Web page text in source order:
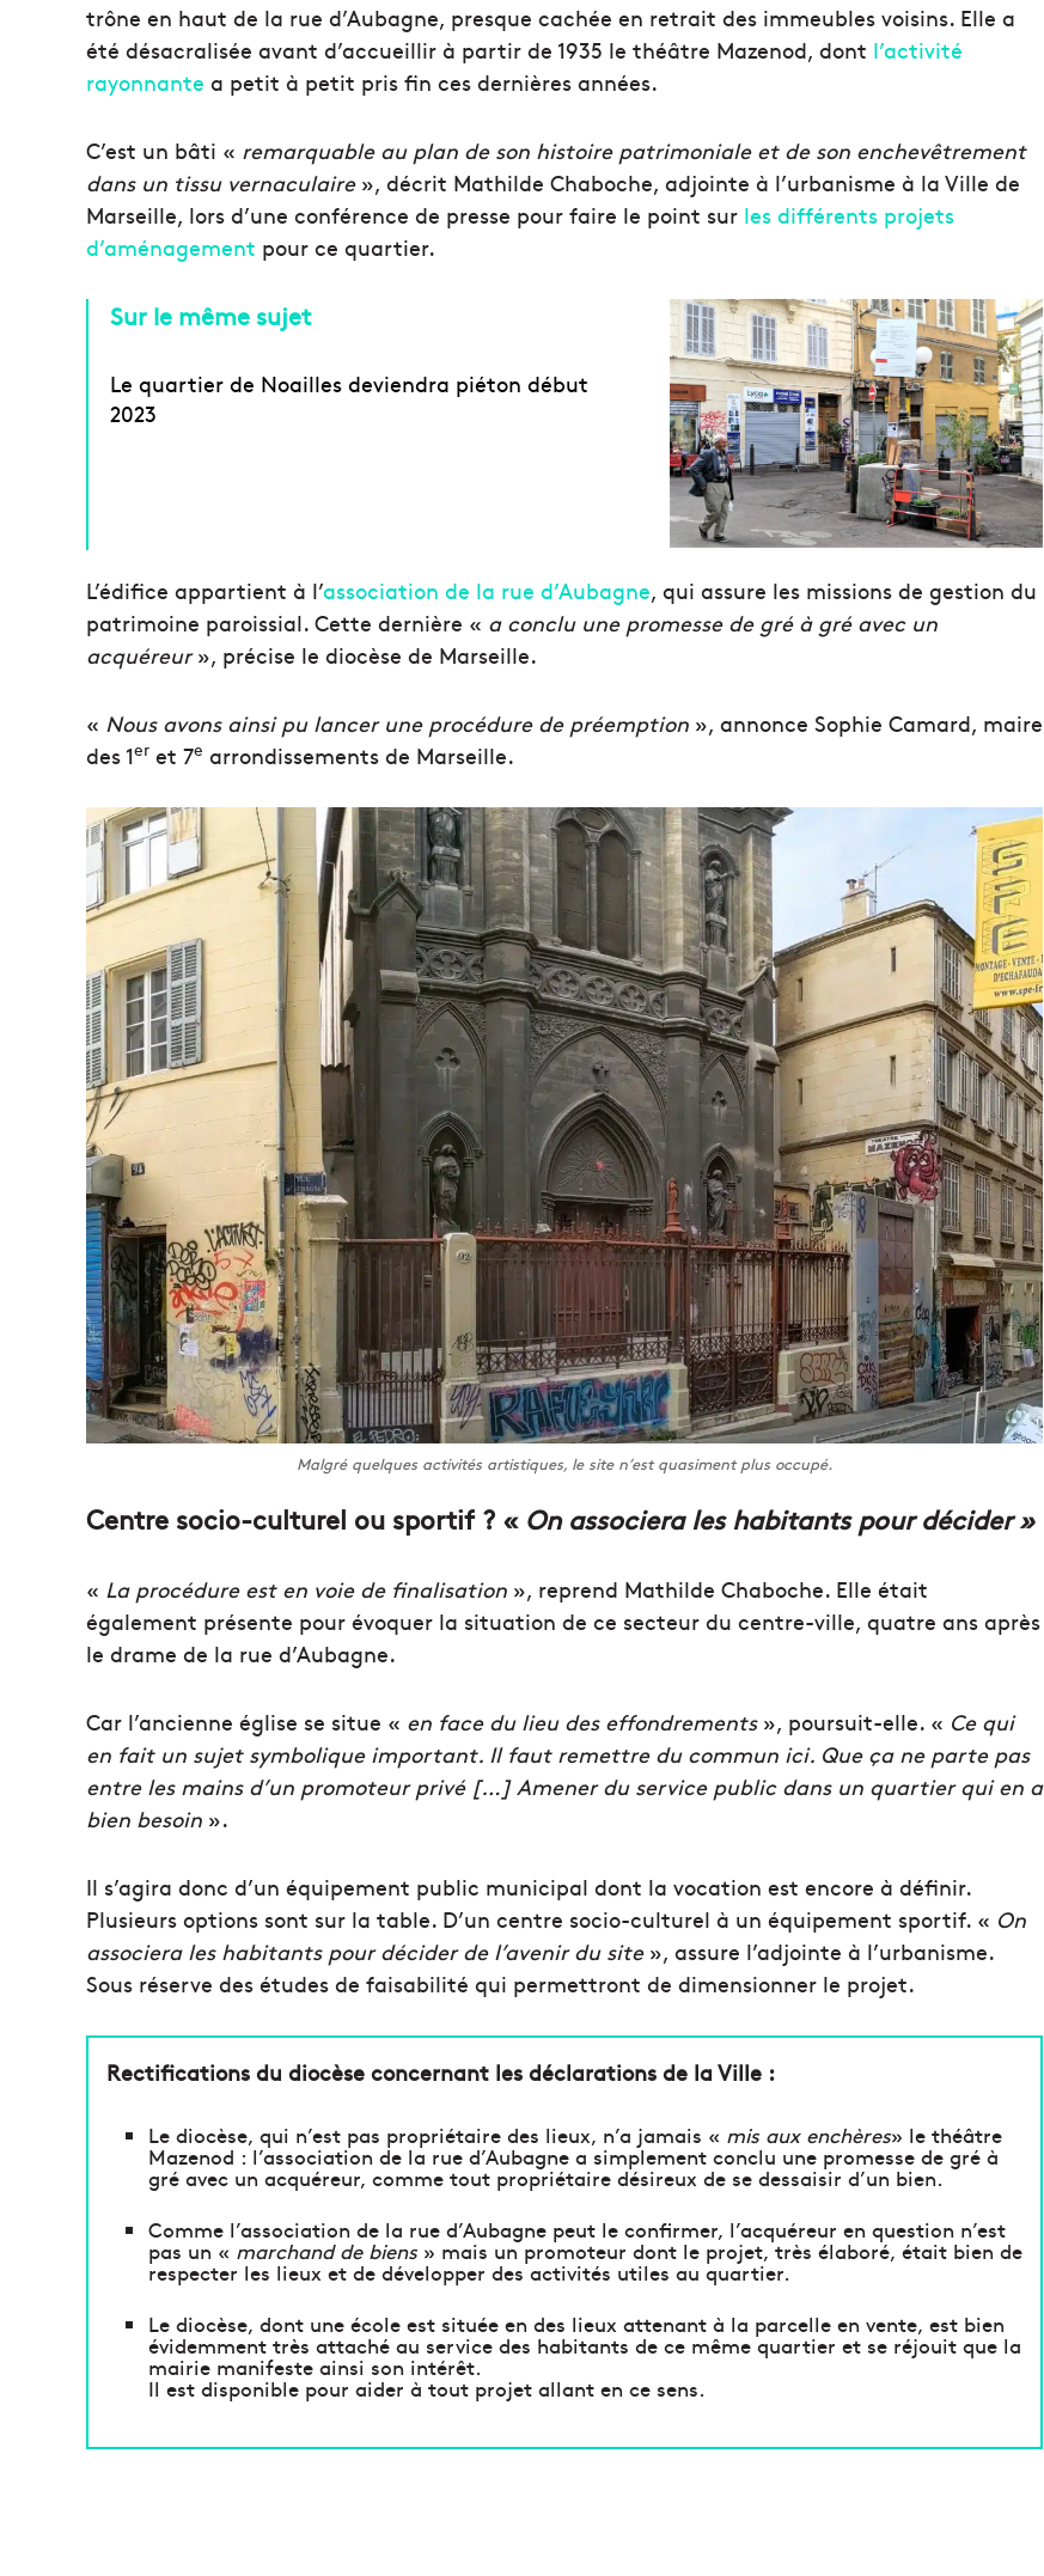
trône en haut de la rue d’Aubagne, presque cachée en retrait des immeubles voisins. Elle a
été désacralisée avant d’accueillir à partir de 1935 le théâtre Mazenod, dont l’activité
rayonnante a petit à petit pris fin ces dernières années.
C’est un bâti « remarquable au plan de son histoire patrimoniale et de son enchevêtrement
dans un tissu vernaculaire», décrit Mathilde Chaboche, adjointe à l’urbanisme à la Ville de
Marseille, lors d’une conférence de presse pour faire le point sur les différents projets
d’aménagement pour ce quartier.
Sur le même sujet
Le quartier de Noailles deviendra piéton début
2023
L’édifice appartient à l’association de la rue d’Aubagne, qui assure les missions de gestion du
patrimoine paroissial. Cette dernière « a conclu une promesse de gré à gré avec un
acquéreur», précise le diocèse de Marseille.
« Nous avons ainsi pu lancer une procédure de préemption », annonce Sophie Camard, maire
des 1er et 7e arrondissements de Marseille.
Malgré quelques activités artistiques, le site n’est quasiment plus occupé.
Centre socio-culturel ou sportif ? « On associera les habitants pour décider »
« La procédure est en voie de finalisation », reprend Mathilde Chaboche. Elle était
également présente pour évoquer la situation de ce secteur du centre-ville, quatre ans après
le drame de la rue d’Aubagne.
Car l’ancienne église se situe « en face du lieu des effondrements», poursuit-elle. « Ce qui
en fait un sujet symbolique important. Il faut remettre du commun ici. Que ça ne parte pas
entre les mains d’un promoteur privé […] Amener du service public dans un quartier qui en a
bien besoin ».
Il s’agira donc d’un équipement public municipal dont la vocation est encore à définir.
Plusieurs options sont sur la table. D’un centre socio-culturel à un équipement sportif. « On
associera les habitants pour décider de l’avenir du site», assure l’adjointe à l’urbanisme.
Sous réserve des études de faisabilité qui permettront de dimensionner le projet.
Rectifications du diocèse concernant les déclarations de la Ville :
Le diocèse, qui n’est pas propriétaire des lieux, n’a jamais « mis aux enchères» le théâtre
Mazenod : l’association de la rue d’Aubagne a simplement conclu une promesse de gré à
gré avec un acquéreur, comme tout propriétaire désireux de se dessaisir d’un bien.
Comme l’association de la rue d’Aubagne peut le confirmer, l’acquéreur en question n’est
pas un « marchand de biens » mais un promoteur dont le projet, très élaboré, était bien de
respecter les lieux et de développer des activités utiles au quartier.
Le diocèse, dont une école est située en des lieux attenant à la parcelle en vente, est bien
évidemment très attaché au service des habitants de ce même quartier et se réjouit que la
mairie manifeste ainsi son intérêt.
Il est disponible pour aider à tout projet allant en ce sens.